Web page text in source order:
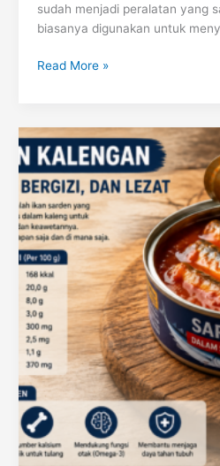
sudah menjadi peralatan yang
biasanya digunakan untuk
Read More »